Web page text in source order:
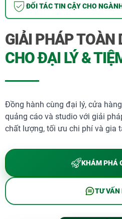
ĐỐI TÁC TIN CẬY CHO
GIẢI PHÁP TOÀN
CHO ĐẠI LÝ &
Đồng hành cùng đại lý, cửa
quảng cáo và studio với giải
chất lượng, tối ưu chi phí và gia
KHÁM PHÁ
TƯ VẤN